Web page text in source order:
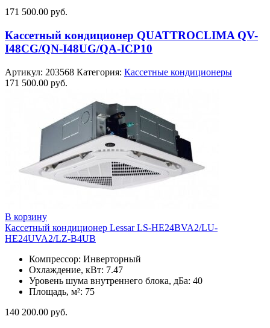
171 500.00 руб.
Кассетный кондиционер QUATTROCLIMA QV-
I48CG/QN-I48UG/QA-ICP10
Артикул: 203568 Категория: Кассетные кондиционеры
171 500.00 руб.
В корзину
Кассетный кондиционер Lessar LS-HE24BVA2/LU-
HE24UVA2/LZ-B4UB
Компрессор: Инверторный
Охлаждение, кВт: 7.47
Уровень шума внутреннего блока, дБа: 40
Площадь, м²: 75
140 200.00 руб.